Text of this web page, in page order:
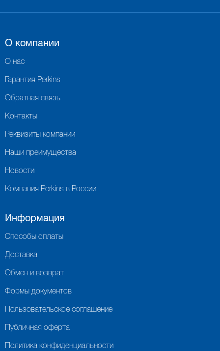
О компании
О нас
Гарантия Perkins
Обратная связь
Контакты
Реквизиты компании
Наши преимущества
Новости
Компания Perkins в России
Информация
Способы оплаты
Доставка
Обмен и возврат
Формы документов
Пользовательское соглашение
Публичная оферта
Политика конфиденциальности